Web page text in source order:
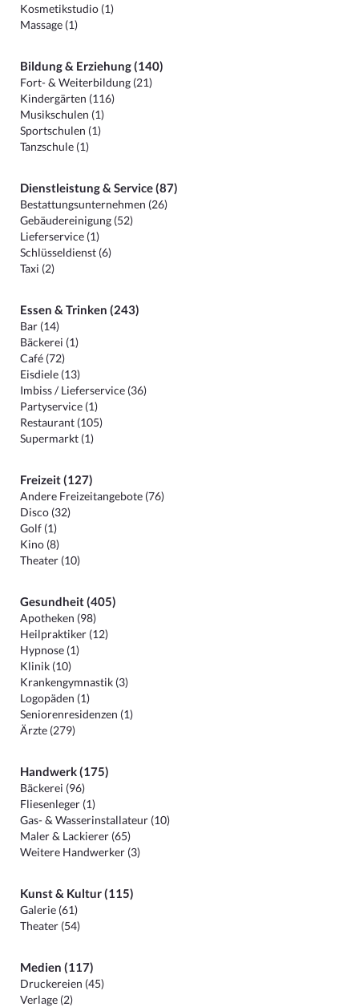
Kosmetikstudio (1)
Massage (1)
Bildung & Erziehung (140)
Fort- & Weiterbildung (21)
Kindergärten (116)
Musikschulen (1)
Sportschulen (1)
Tanzschule (1)
Dienstleistung & Service (87)
Bestattungsunternehmen (26)
Gebäudereinigung (52)
Lieferservice (1)
Schlüsseldienst (6)
Taxi (2)
Essen & Trinken (243)
Bar (14)
Bäckerei (1)
Café (72)
Eisdiele (13)
Imbiss / Lieferservice (36)
Partyservice (1)
Restaurant (105)
Supermarkt (1)
Freizeit (127)
Andere Freizeitangebote (76)
Disco (32)
Golf (1)
Kino (8)
Theater (10)
Gesundheit (405)
Apotheken (98)
Heilpraktiker (12)
Hypnose (1)
Klinik (10)
Krankengymnastik (3)
Logopäden (1)
Seniorenresidenzen (1)
Ärzte (279)
Handwerk (175)
Bäckerei (96)
Fliesenleger (1)
Gas- & Wasserinstallateur (10)
Maler & Lackierer (65)
Weitere Handwerker (3)
Kunst & Kultur (115)
Galerie (61)
Theater (54)
Medien (117)
Druckereien (45)
Verlage (2)